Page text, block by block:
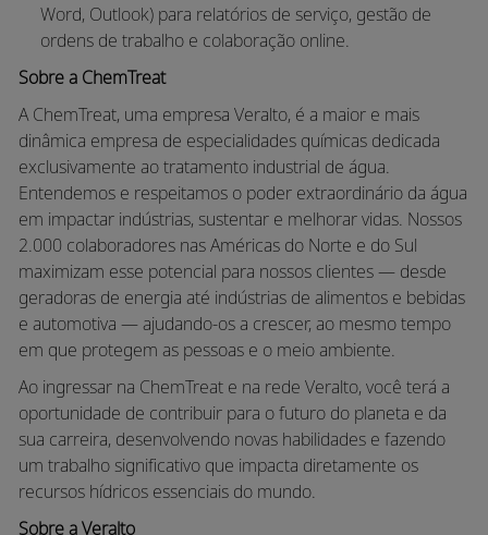
Word, Outlook) para relatórios de serviço, gestão de
ordens de trabalho e colaboração online.
Sobre a ChemTreat
A ChemTreat, uma empresa Veralto, é a maior e mais
dinâmica empresa de especialidades químicas dedicada
exclusivamente ao tratamento industrial de água.
Entendemos e respeitamos o poder extraordinário da água
em impactar indústrias, sustentar e melhorar vidas. Nossos
2.000 colaboradores nas Américas do Norte e do Sul
maximizam esse potencial para nossos clientes — desde
geradoras de energia até indústrias de alimentos e bebidas
e automotiva — ajudando-os a crescer, ao mesmo tempo
em que protegem as pessoas e o meio ambiente.
Ao ingressar na ChemTreat e na rede Veralto, você terá a
oportunidade de contribuir para o futuro do planeta e da
sua carreira, desenvolvendo novas habilidades e fazendo
um trabalho significativo que impacta diretamente os
recursos hídricos essenciais do mundo.
Sobre a Veralto